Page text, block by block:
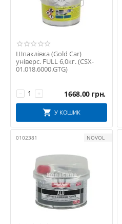
Шпаклівка (Gold Car)
універс. FULL 6,0кг. (CSX-
01.018.6000.GTG)
+
− 1668.00 грн.
У КОШИК
0102381 NOVOL